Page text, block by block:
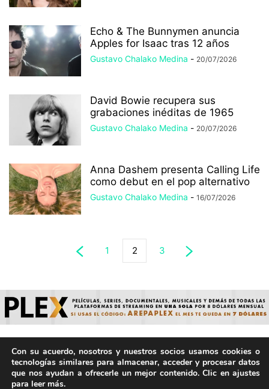
Echo & The Bunnymen anuncia
Apples for Isaac tras 12 años
Gustavo Chalako Medina - 20/07/2026
David Bowie recupera sus
grabaciones inéditas de 1965
Gustavo Chalako Medina - 20/07/2026
Anna Dashem presenta Calling Life
como debut en el pop alternativo
Gustavo Chalako Medina - 16/07/2026
1 2 3
© ArepaVolatil.Com 2021-2025 - Hecho por humanos, no por
IA. | Todos los derechos reservados.
Con su acuerdo, nosotros y nuestros socios usamos cookies o
tecnologías similares para almacenar, acceder y procesar datos
que nos ayudan a ofrecerle un mejor contenido. Clic en ajustes
para leer más.